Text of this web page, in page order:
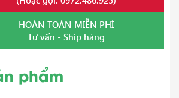
HOÀN TOÀN MIỄN PHÍ
Tư vấn - Ship hàng
phẩm